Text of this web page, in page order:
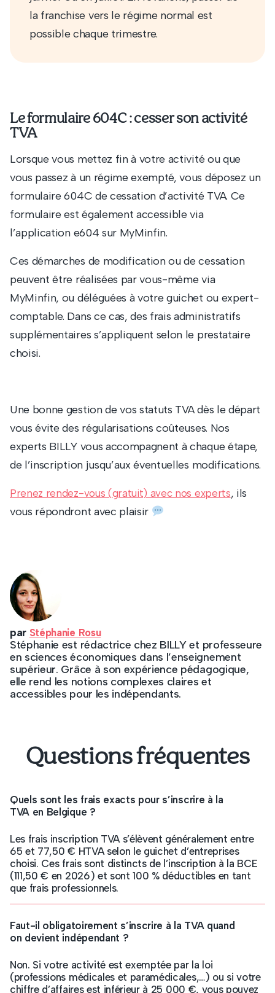
la franchise vers le régime normal est
possible chaque trimestre.
Le formulaire 604C : cesser son activité
TVA
Lorsque vous mettez fin à votre activité ou que
vous passez à un régime exempté, vous déposez un
formulaire 604C de cessation d’activité TVA. Ce
formulaire est également accessible via
l’application e604 sur MyMinfin.
Ces démarches de modification ou de cessation
peuvent être réalisées par vous-même via
MyMinfin, ou déléguées à votre guichet ou expert-
comptable. Dans ce cas, des frais administratifs
supplémentaires s’appliquent selon le prestataire
choisi.
Une bonne gestion de vos statuts TVA dès le départ
vous évite des régularisations coûteuses. Nos
experts BILLY vous accompagnent à chaque étape,
de l’inscription jusqu’aux éventuelles modifications.
Prenez rendez-vous (gratuit) avec nos experts, ils
vous répondront avec plaisir
par Stéphanie Rosu
Stéphanie est rédactrice chez BILLY et professeure
en sciences économiques dans l’enseignement
supérieur. Grâce à son expérience pédagogique,
elle rend les notions complexes claires et
accessibles pour les indépendants.
Questions fréquentes
Quels sont les frais exacts pour s’inscrire à la
TVA en Belgique ?
Les frais inscription TVA s’élèvent généralement entre
65 et 77,50 € HTVA selon le guichet d’entreprises
choisi. Ces frais sont distincts de l’inscription à la BCE
(111,50 € en 2026) et sont 100 % déductibles en tant
que frais professionnels.
Faut-il obligatoirement s’inscrire à la TVA quand
on devient indépendant ?
Non. Si votre activité est exemptée par la loi
(professions médicales et paramédicales,…) ou si votre
chiffre d’affaires est inférieur à 25 000 €, vous pouvez